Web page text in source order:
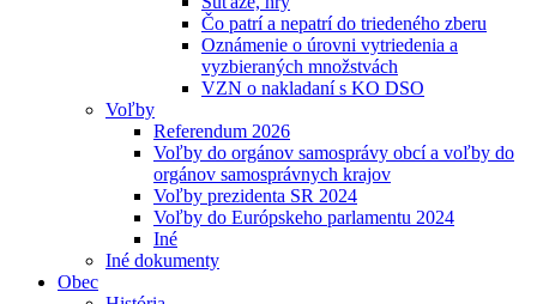
Čo patrí a nepatrí do triedeného zberu
Oznámenie o úrovni vytriedenia a
vyzbieraných množstvách
VZN o nakladaní s KO DSO
Voľby
Referendum 2026
Voľby do orgánov samosprávy obcí a voľby do
orgánov samosprávnych krajov
Voľby prezidenta SR 2024
Voľby do Európskeho parlamentu 2024
Iné
Iné dokumenty
Obec